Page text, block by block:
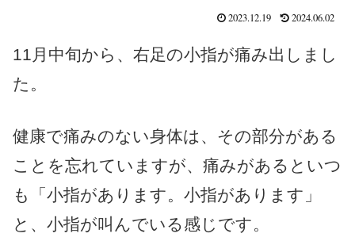
2023.12.19 2024.06.02
11月中旬から、右足の小指が痛み出しまし
た。
健康で痛みのない身体は、その部分がある
ことを忘れていますが、痛みがあるといつ
も「小指があります。小指があります」
と、小指が叫んでいる感じです。